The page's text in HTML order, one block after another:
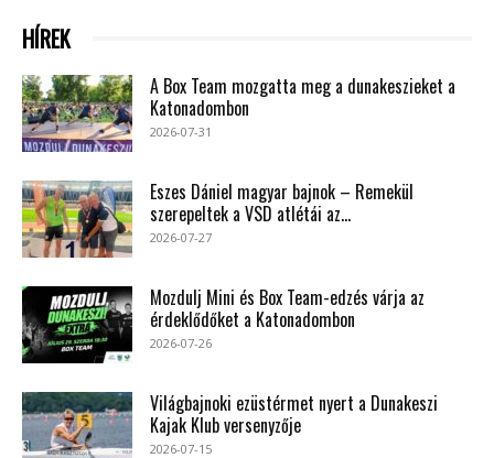
HÍREK
A Box Team mozgatta meg a dunakeszieket a
Katonadombon
2026-07-31
Eszes Dániel magyar bajnok – Remekül
szerepeltek a VSD atlétái az...
2026-07-27
Mozdulj Mini és Box Team-edzés várja az
érdeklődőket a Katonadombon
2026-07-26
Világbajnoki ezüstérmet nyert a Dunakeszi
Kajak Klub versenyzője
2026-07-15